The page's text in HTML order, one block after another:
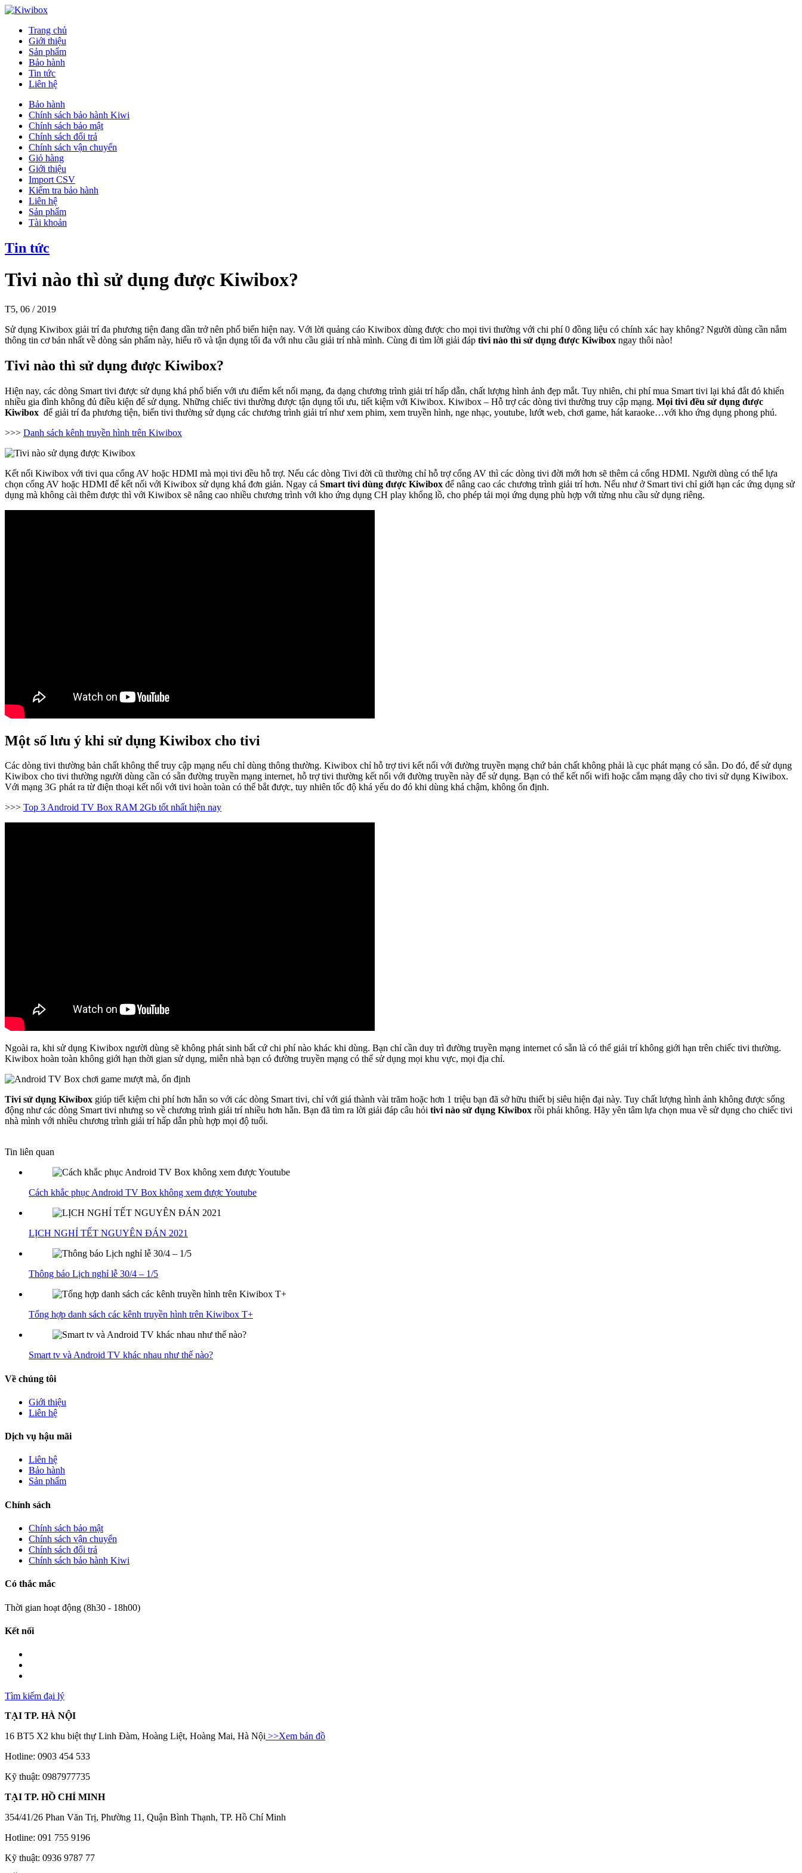
Trang chủ
Giới thiệu
Sản phẩm
Bảo hành
Tin tức
Liên hệ
Bảo hành
Chính sách bảo hành Kiwi
Chính sách bảo mật
Chính sách đổi trả
Chính sách vận chuyển
Giỏ hàng
Giới thiệu
Import CSV
Kiểm tra bảo hành
Liên hệ
Sản phẩm
Tài khoản
Tin tức
Tivi nào thì sử dụng được Kiwibox?
T5, 06 / 2019
Sử dụng Kiwibox giải trí đa phương tiện đang dần trở nên phổ biến hiện nay. Với lời quảng cáo Kiwibox dùng được cho mọi tivi thường với chi phí 0 đồng liệu có chính xác hay không? Người dùng cần nắm
thông tin cơ bản nhất về dòng sản phẩm này, hiểu rõ và tận dụng tối đa với nhu cầu giải trí nhà mình. Cùng đi tìm lời giải đáp tivi nào thì sử dụng được Kiwibox ngay thôi nào!
Tivi nào thì sử dụng được Kiwibox?
Hiện nay, các dòng Smart tivi được sử dụng khá phổ biến với ưu điểm kết nối mạng, đa dạng chương trình giải trí hấp dẫn, chất lượng hình ảnh đẹp mắt. Tuy nhiên, chi phí mua Smart tivi lại khá đắt đỏ khiến
nhiều gia đình không đủ điều kiện để sử dụng. Những chiếc tivi thường được tận dụng tối ưu, tiết kiệm với Kiwibox. Kiwibox – Hỗ trợ các dòng tivi thường truy cập mạng. Mọi tivi đều sử dụng được
Kiwibox để giải trí đa phương tiện, biến tivi thường sử dụng các chương trình giải trí như xem phim, xem truyền hình, nge nhạc, youtube, lướt web, chơi game, hát karaoke…với kho ứng dụng phong phú.
>>> Danh sách kênh truyền hình trên Kiwibox
Kết nối Kiwibox với tivi qua cổng AV hoặc HDMI mà mọi tivi đều hỗ trợ. Nếu các dòng Tivi đời cũ thường chỉ hỗ trợ cổng AV thì các dòng tivi đời mới hơn sẽ thêm cả cổng HDMI. Người dùng có thể lựa
chọn cổng AV hoặc HDMI để kết nối với Kiwibox sử dụng khá đơn giản. Ngay cả Smart tivi dùng được Kiwibox để nâng cao các chương trình giải trí hơn. Nếu như ở Smart tivi chỉ giới hạn các ứng dụng sử
dụng mà không cài thêm được thì với Kiwibox sẽ nâng cao nhiều chương trình với kho ứng dụng CH play khổng lồ, cho phép tải mọi ứng dụng phù hợp với từng nhu cầu sử dụng riêng.
Một số lưu ý khi sử dụng Kiwibox cho tivi
Các dòng tivi thường bản chất không thể truy cập mạng nếu chỉ dùng thông thường. Kiwibox chỉ hỗ trợ tivi kết nối với đường truyền mạng chứ bản chất không phải là cục phát mạng có sẵn. Do đó, để sử dụng
Kiwibox cho tivi thường người dùng cần có sẵn đường truyền mạng internet, hỗ trợ tivi thường kết nối với đường truyền này để sử dụng. Bạn có thể kết nối wifi hoặc cắm mạng dây cho tivi sử dụng Kiwibox.
Với mạng 3G phát ra từ điện thoại kết nối với tivi hoàn toàn có thể bắt được, tuy nhiên tốc độ khá yếu do đó khi dùng khá chậm, không ổn định.
>>> Top 3 Android TV Box RAM 2Gb tốt nhất hiện nay
Ngoài ra, khi sử dụng Kiwibox người dùng sẽ không phát sinh bất cứ chi phí nào khác khi dùng. Bạn chỉ cần duy trì đường truyền mạng internet có sẵn là có thể giải trí không giới hạn trên chiếc tivi thường.
Kiwibox hoàn toàn không giới hạn thời gian sử dụng, miễn nhà bạn có đường truyền mạng có thể sử dụng mọi khu vực, mọi địa chỉ.
Tivi sử dụng Kiwibox giúp tiết kiệm chi phí hơn hẳn so với các dòng Smart tivi, chỉ với giá thành vài trăm hoặc hơn 1 triệu bạn đã sở hữu thiết bị siêu hiện đại này. Tuy chất lượng hình ảnh không được sống
động như các dòng Smart tivi nhưng so về chương trình giải trí nhiều hơn hẳn. Bạn đã tìm ra lời giải đáp câu hỏi tivi nào sử dụng Kiwibox rồi phải không. Hãy yên tâm lựa chọn mua về sử dụng cho chiếc tivi
nhà mình với nhiều chương trình giải trí hấp dẫn phù hợp mọi độ tuổi.
Tin liên quan
Cách khắc phục Android TV Box không xem được Youtube
LỊCH NGHỈ TẾT NGUYÊN ĐÁN 2021
Thông báo Lịch nghỉ lễ 30/4 – 1/5
Tổng hợp danh sách các kênh truyền hình trên Kiwibox T+
Smart tv và Android TV khác nhau như thế nào?
Về chúng tôi
Giới thiệu
Liên hệ
Dịch vụ hậu mãi
Liên hệ
Bảo hành
Sản phẩm
Chính sách
Chính sách bảo mật
Chính sách vận chuyển
Chính sách đổi trả
Chính sách bảo hành Kiwi
Có thắc mắc
Thời gian hoạt động (8h30 - 18h00)
Kết nối
Tìm kiếm đại lý
TẠI TP. HÀ NỘI
16 BT5 X2 khu biệt thự Linh Đàm, Hoàng Liệt, Hoàng Mai, Hà Nội >>Xem bản đồ
Hotline: 0903 454 533
Kỹ thuật: 0987977735
TẠI TP. HỒ CHÍ MINH
354/41/26 Phan Văn Trị, Phường 11, Quận Bình Thạnh, TP. Hồ Chí Minh
Hotline: 091 755 9196
Kỹ thuật: 0936 9787 77